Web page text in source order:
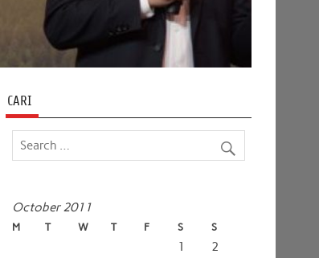
CARI
October 2011
M T W T F S S
1
2